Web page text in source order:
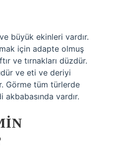
büyük ekinleri vardır.
için adapte olmuş
ve tırnakları düzdür.
ve eti ve deriyi
Görme tüm türlerde
vardır.